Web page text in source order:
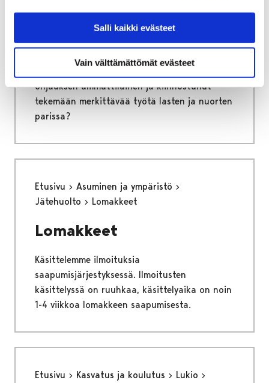
Salli kaikki evästeet
Vain välttämättömät evästeet
Ohjaajana Porin mallissa
Harrastamisen Porin malli tarjoaa ilmaisia ja
ohjauksen ammattilainen ja kiinnostunut
tekemään merkittävää työtä lasten ja nuorten
parissa?
Etusivu
Asuminen ja ympäristö
Jätehuolto
Lomakkeet
Lomakkeet
Käsittelemme ilmoituksia
saapumisjärjestyksessä. Ilmoitusten
käsittelyssä on ruuhkaa, käsittelyaika on noin
1-4 viikkoa lomakkeen saapumisesta.
Etusivu Kasvatus ja koulutus
Lukio